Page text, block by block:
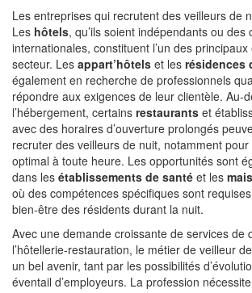
Les entreprises qui recrutent des veilleurs de
Les hôtels, qu’ils soient indépendants ou des
internationales, constituent l’un des
secteur. Les appart’hôtels et les résidences
également en recherche de professionnels
répondre aux exigences de leur clientèle. Au-
l’hébergement, certains restaurants et
avec des horaires d’ouverture prolongés
recruter des veilleurs de nuit, notamment
optimal à toute heure. Les opportunités sont
dans les établissements de santé et les
où des compétences spécifiques sont
bien-être des résidents durant la nuit.
Avec une demande croissante de services de
l’hôtellerie-restauration, le métier de veilleur
un bel avenir, tant par les possibilités
éventail d’employeurs. La profession